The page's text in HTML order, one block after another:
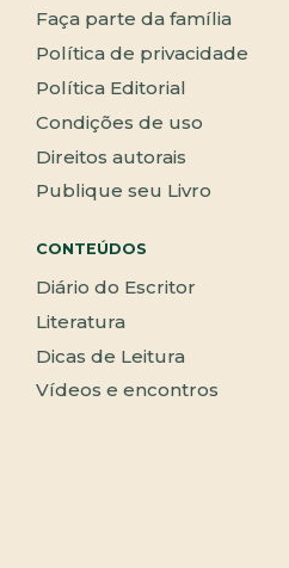
Faça parte da família
Política de privacidade
Política Editorial
Condições de uso
Direitos autorais
Publique seu Livro
CONTEÚDOS
Diário do Escritor
Literatura
Dicas de Leitura
Vídeos e encontros